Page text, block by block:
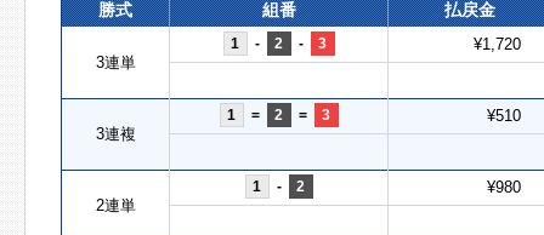
勝式 組番 払戻金
3連単
1 - 2 - 3 ¥1,720
3連複
1 = 2 = 3 ¥510
2連単
1 - 2 ¥980